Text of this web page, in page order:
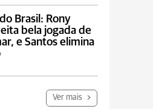
Brasil: Rony
bela jogada de
e Santos elimina
Ver mais